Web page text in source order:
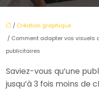
/ Création graphique
/ Comment adapter vos visuels
publicitaires
Saviez-vous qu’une
jusqu’à 3 fois moins de